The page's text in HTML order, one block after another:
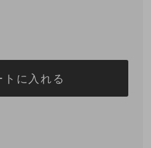
トに入れる